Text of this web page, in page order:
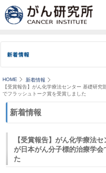
HOME
新着情報
【受賞報告】がん化学療法センター 基礎研
でフラッシュトーク賞を受賞しました
新着情報
【受賞報告】がん化学療法
が日本がん分子標的治療学
た